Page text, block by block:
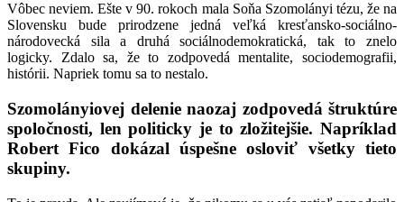
Vôbec neviem. Ešte v 90. rokoch mala Soňa Szomolányi tézu, že na
Slovensku bude prirodzene jedná veľká kresťansko-sociálno-
národovecká sila a druhá sociálnodemokratická, tak to znelo
logicky. Zdalo sa, že to zodpovedá mentalite, sociodemografii,
histórii. Napriek tomu sa to nestalo.
Szomolányiovej delenie naozaj zodpovedá štruktúre
spoločnosti, len politicky je to zložitejšie. Napríklad
Robert Fico dokázal úspešne osloviť všetky tieto
skupiny.